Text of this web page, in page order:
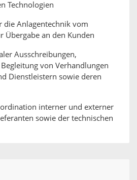
Technologien
die Anlagentechnik vom
Übergabe an den Kunden
Ausschreibungen,
von Verhandlungen
Dienstleistern sowie deren
interner und externer
sowie der technischen